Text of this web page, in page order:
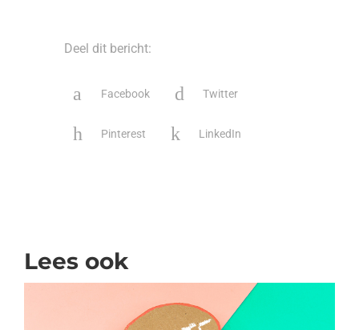
Deel dit bericht:
Facebook Twitter
Pinterest LinkedIn
Lees ook